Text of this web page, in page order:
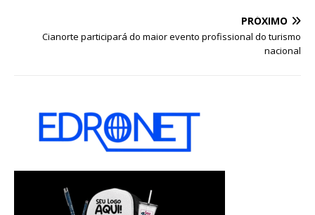
PRÓXIMO
Cianorte participará do maior evento profissional do turismo
nacional